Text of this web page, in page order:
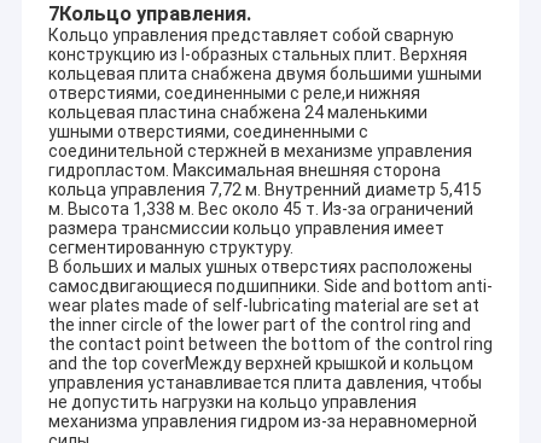
7Кольцо управления.
Кольцо управления представляет собой сварную
конструкцию из I-образных стальных плит. Верхняя
кольцевая плита снабжена двумя большими ушными
отверстиями, соединенными с реле,и нижняя
кольцевая пластина снабжена 24 маленькими
ушными отверстиями, соединенными с
соединительной стержней в механизме управления
гидропластом. Максимальная внешняя сторона
кольца управления 7,72 м. Внутренний диаметр 5,415
м. Высота 1,338 м. Вес около 45 т. Из-за ограничений
размера трансмиссии кольцо управления имеет
сегментированную структуру.
В больших и малых ушных отверстиях расположены
самосдвигающиеся подшипники. Side and bottom anti-
wear plates made of self-lubricating material are set at
the inner circle of the lower part of the control ring and
the contact point between the bottom of the control ring
and the top coverМежду верхней крышкой и кольцом
управления устанавливается плита давления, чтобы
не допустить нагрузки на кольцо управления
механизма управления гидром из-за неравномерной
Албания
Saranta
1x700KW+1400KW
Turgo
D1=61cm+63cm
Канада
Snowshoe 2x700KW H-Turgo
Италия Бегун 250KW
H-Pelton
D1=56cm
Турция
Ahmetli
2x5090KW+1600KW
H-Фрэнсис
D1=115+72cm
Турция
Generji
2x2600KW
H-Фрэнсис
D1=76cm
Турция
SMS-2
1x790KW
H-Фрэнсис
D1=60cm
Пакистан 370KW+420KW
H-Turgo
D1=42cm+50cm